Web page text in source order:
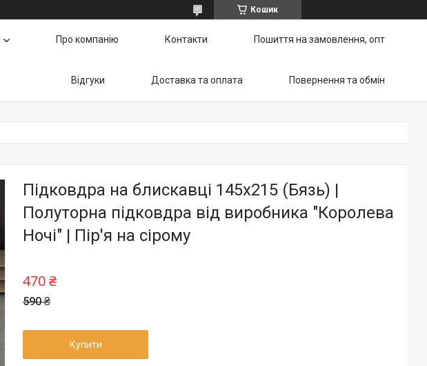
Кошик
Про компанію Контакти Пошиття на замовлення, опт
Відгуки Доставка та оплата Повернення та обмін
Підковдра на блискавці 145х215 (Бязь) |
Полуторна підковдра від виробника "Королева
Ночі" | Пір'я на сірому
590 ₴
470 ₴
Купити